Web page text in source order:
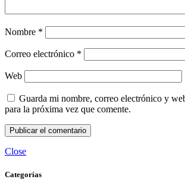
Nombre *
Correo electrónico *
Web
Guarda mi nombre, correo electrónico y
para la próxima vez que comente.
Close
Categorías